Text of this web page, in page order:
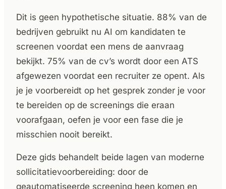
Dit is geen hypothetische situatie. 88% van de
bedrijven gebruikt nu AI om kandidaten te
screenen voordat een mens de aanvraag
bekijkt. 75% van de cv’s wordt door een ATS
afgewezen voordat een recruiter ze opent. Als
je je voorbereidt op het gesprek zonder je voor
te bereiden op de screenings die eraan
voorafgaan, oefen je voor een fase die je
misschien nooit bereikt.
Deze gids behandelt beide lagen van moderne
sollicitatievoorbereiding: door de
geautomatiseerde screening heen komen en